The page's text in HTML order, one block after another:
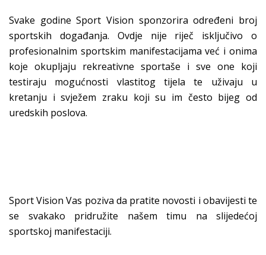
Svake godine Sport Vision sponzorira određeni broj
sportskih događanja. Ovdje nije riječ isključivo o
profesionalnim sportskim manifestacijama već i onima
koje okupljaju rekreativne sportaše i sve one koji
testiraju mogućnosti vlastitog tijela te uživaju u
kretanju i svježem zraku koji su im često bijeg od
uredskih poslova.
Sport Vision Vas poziva da pratite novosti i obavijesti te
se svakako pridružite našem timu na slijedećoj
sportskoj manifestaciji.